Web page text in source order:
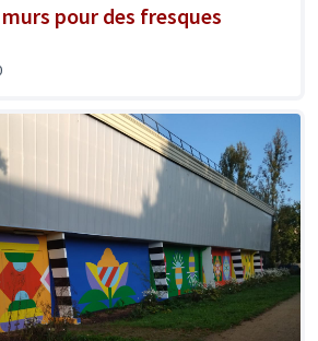
pour des fresques